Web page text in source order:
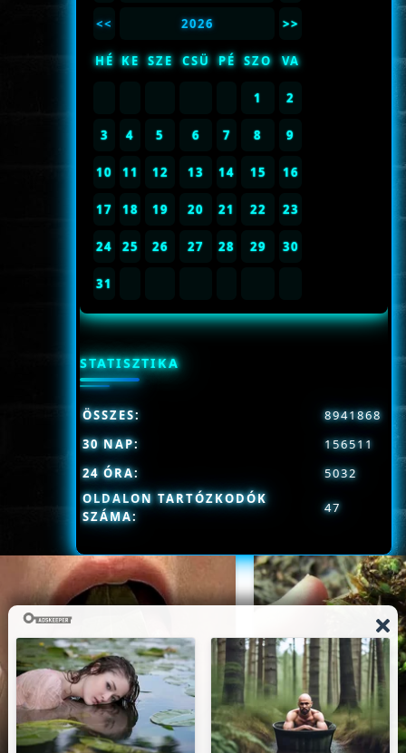
<< 2026 >>
HÉ KE SZE CSÜ PÉ SZO VA
1 2
3 4 5 6 7 8 9
10 11 12 13 14 15 16
17 18 19 20 21 22 23
24 25 26 27 28 29 30
31
STATISZTIKA
OLDALON TARTÓZKODÓK
SZÁMA:
47
ÖSSZES:
8941868
30 NAP:
156511
24 ÓRA:
5032